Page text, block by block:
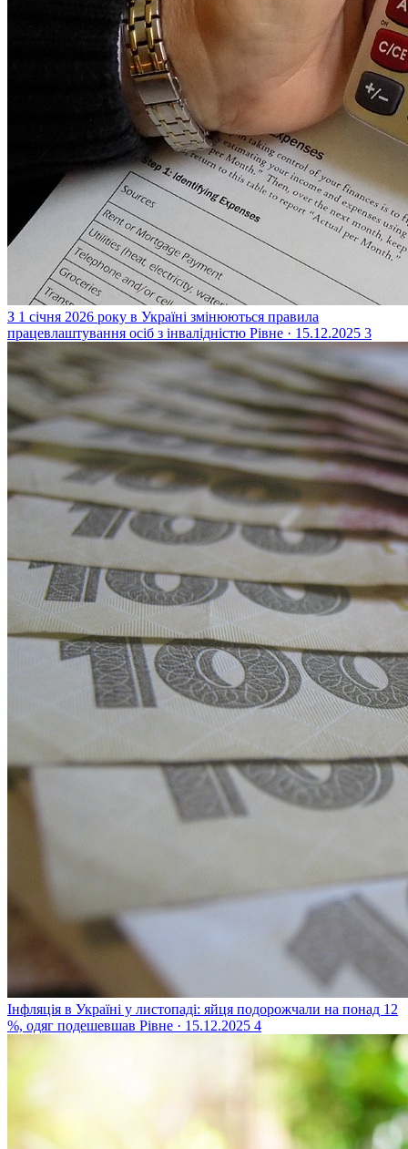
З 1 січня 2026 року в Україні змінюються правила
працевлаштування осіб з інвалідністю Рівне · 15.12.2025 3
Інфляція в Україні у листопаді: яйця подорожчали на понад 12
%, одяг подешевшав Рівне · 15.12.2025 4